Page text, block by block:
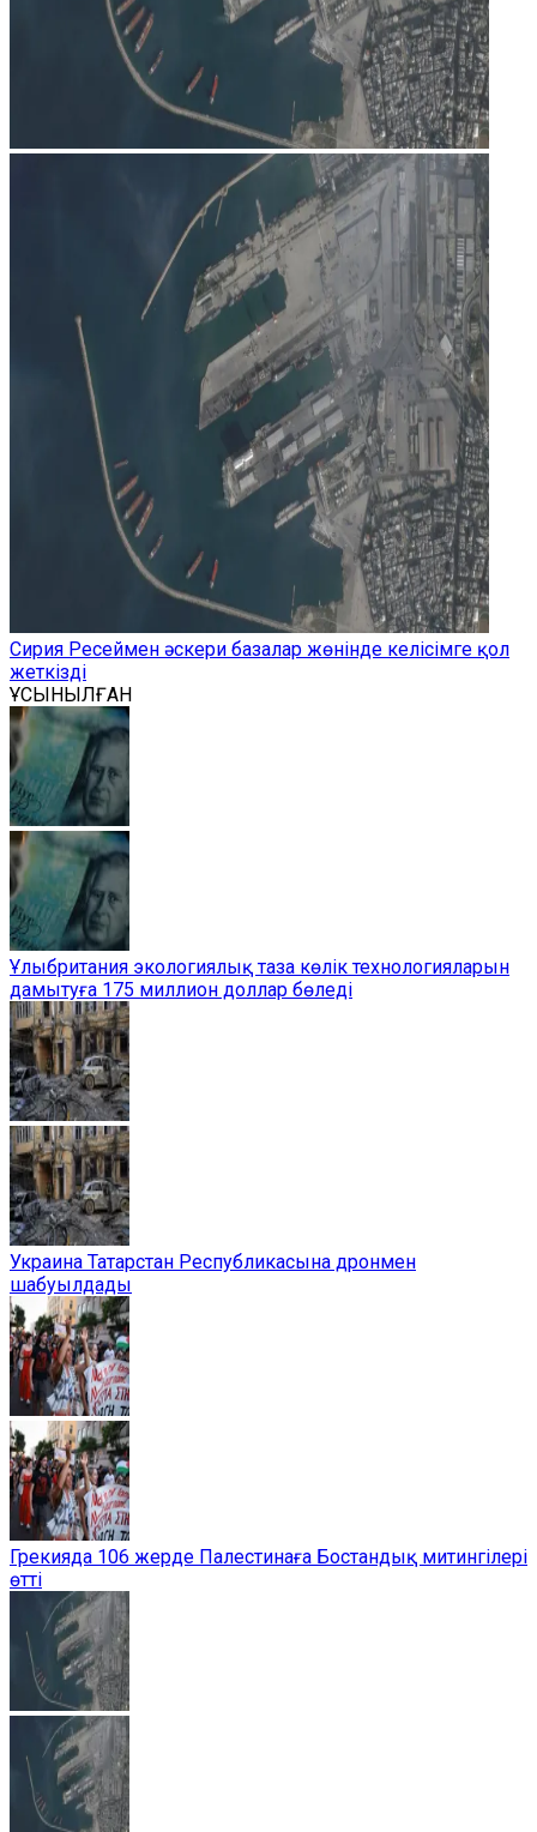
Сирия Ресеймен әскери базалар жөнінде келісімге қол
жеткізді
ҰСЫНЫЛҒАН
Ұлыбритания экологиялық таза көлік технологияларын
дамытуға 175 миллион доллар бөледі
Украина Татарстан Республикасына дронмен
шабуылдады
Грекияда 106 жерде Палестинаға Бостандық митингілері
өтті